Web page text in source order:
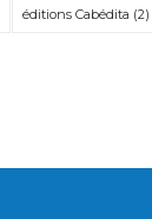
éditions Cabédita (2)